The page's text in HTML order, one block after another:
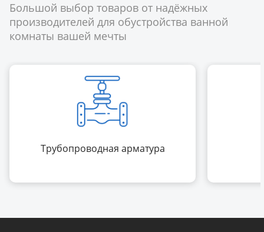
Большой выбор товаров от надёжных
производителей для обустройства ванной
комнаты вашей мечты
Трубопроводная арматура